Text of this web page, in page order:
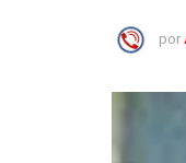
por